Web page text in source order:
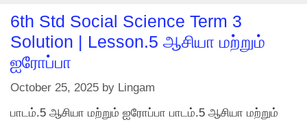
6th Std Social Science Term 3
Solution | Lesson.5 ஆசியா மற்றும்
ஐரோப்பா
October 25, 2025 by Lingam
பாடம்.5 ஆசியா மற்றும் ஐரோப்பா பாடம்.5 ஆசியா மற்றும்